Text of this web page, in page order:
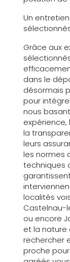
Un
Grâce aux
dans le
désormais
pour
nous
expérience,
la
leurs
les normes
techniques
localités
Castelnau-
ou encore
et la nature
rechercher
proche